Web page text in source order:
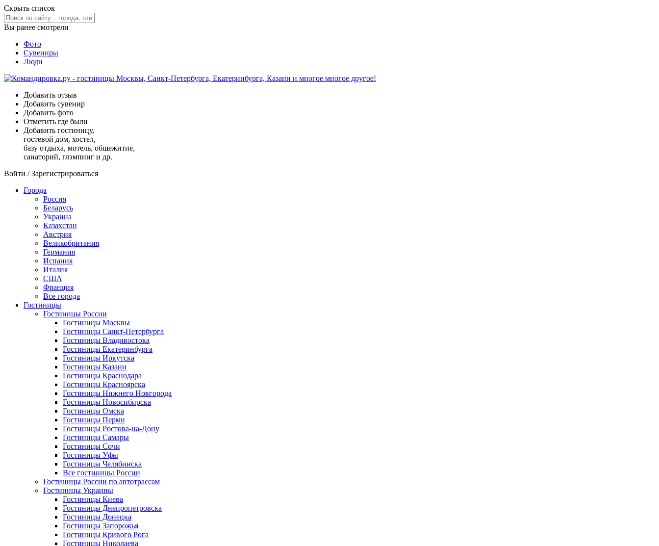
Скрыть список
Вы ранее смотрели
Фото
Сувениры
Люди
Добавить отзыв
Добавить сувенир
Добавить фото
Отметить где были
Добавить гостиницу,
гостевой дом, хостел,
базу отдыха, мотель, общежитие,
санаторий, глэмпинг и др.
Войти /Зарегистрироваться
Города
Россия
Беларусь
Украина
Казахстан
Австрия
Великобритания
Германия
Испания
Италия
США
Франция
Все города
Гостиницы
Гостиницы России
Гостиницы Mосквы
Гостиницы Санкт-Петербурга
Гостиницы Владивостока
Гостиницы Екатеринбурга
Гостиницы Иркутска
Гостиницы Казани
Гостиницы Краснодара
Гостиницы Красноярска
Гостиницы Нижнего Новгорода
Гостиницы Новосибирска
Гостиницы Омска
Гостиницы Перми
Гостиницы Ростова-на-Дону
Гостиницы Самары
Гостиницы Сочи
Гостиницы Уфы
Гостиницы Челябинска
Все гостиницы России
Гостиницы России по автотрассам
Гостиницы Украины
Гостиницы Киева
Гостиницы Днепропетровска
Гостиницы Донецка
Гостиницы Запорожья
Гостиницы Кривого Рога
Гостиницы Николаева